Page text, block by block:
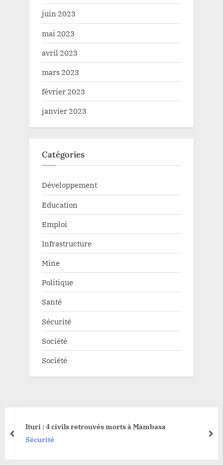
juin 2023
mai 2023
avril 2023
mars 2023
février 2023
janvier 2023
Catégories
Développement
Education
Emploi
Infrastructure
Mine
Politique
Santé
Sécurité
Société
Société
Ituri : 4 civils retrouvés morts à Mambasa
Sécurité
prev